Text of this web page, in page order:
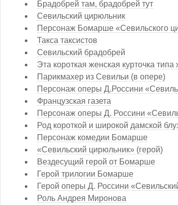
Брадобрей там, брадобрей тут
Севильский цирюльник
Персонаж Бомарше «Севильского
Такса таксистов
Севильский брадобрей
Эта короткая женская курточка
Парикмахер из Севильи (в опере)
Персонаж оперы Д.Россини
Французская газета
Персонаж оперы Д. Россини
Род короткой и широкой дамской
Персонаж комедии Бомарше
«Севильский цирюльник» (герой)
Вездесущий герой от Бомарше
Герой трилогии Бомарше
Герой оперы Д. Россини
Роль Андрея Миронова